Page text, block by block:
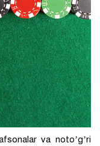
va noto’g’ri